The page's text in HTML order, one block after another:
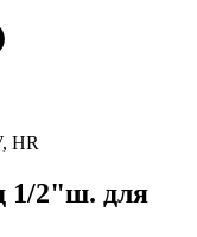
HR
1/2"ш. для